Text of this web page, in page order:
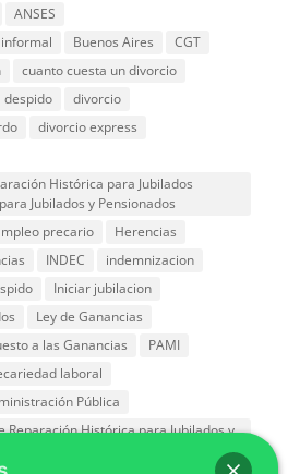
ANSES
Buenos Aires
CGT
cuanto cuesta un divorcio
despido
divorcio
divorcio express
Histórica para Jubilados
Jubilados y Pensionados
precario
Herencias
INDEC
indemnizacion
Iniciar jubilacion
Ley de Ganancias
a las Ganancias
PAMI
laboral
Pública
Reparación Histórica para Jubilados y